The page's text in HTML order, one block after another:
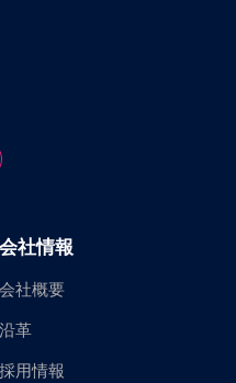
(formerly Twitter)
us on Instagram
会社情報
会社概要
沿革
採用情報